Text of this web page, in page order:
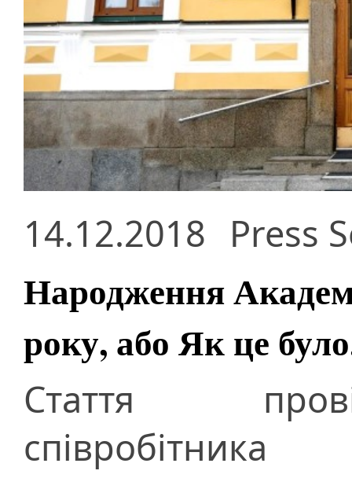
14.12.2018 Press
Народження
року, або Як це
Стаття
співробітника